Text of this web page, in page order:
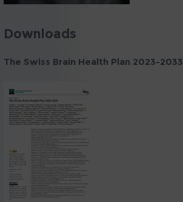
Downloads
The Swiss Brain Health Plan 2023-2033